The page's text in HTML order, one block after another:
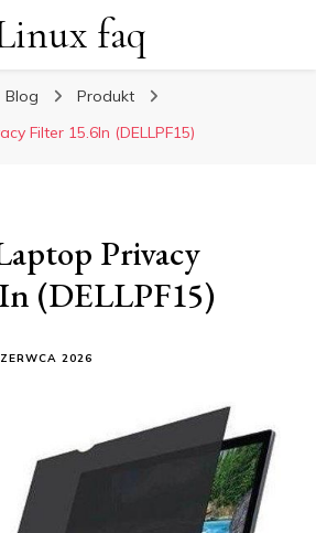
faq
Blog
Produkt
Filter 15.6In (DELLPF15)
Privacy
(DELLPF15)
2026